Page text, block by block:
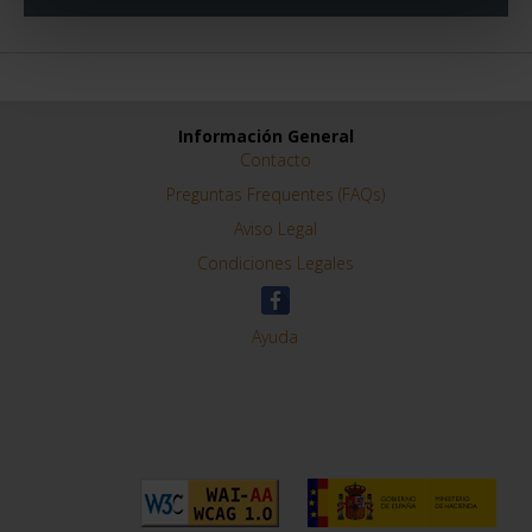
Información General
Contacto
Preguntas Frequentes (FAQs)
Aviso Legal
Condiciones Legales
Ayuda